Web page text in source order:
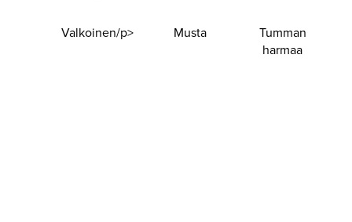
Valkoinen/p> Musta
Tumman
harmaa